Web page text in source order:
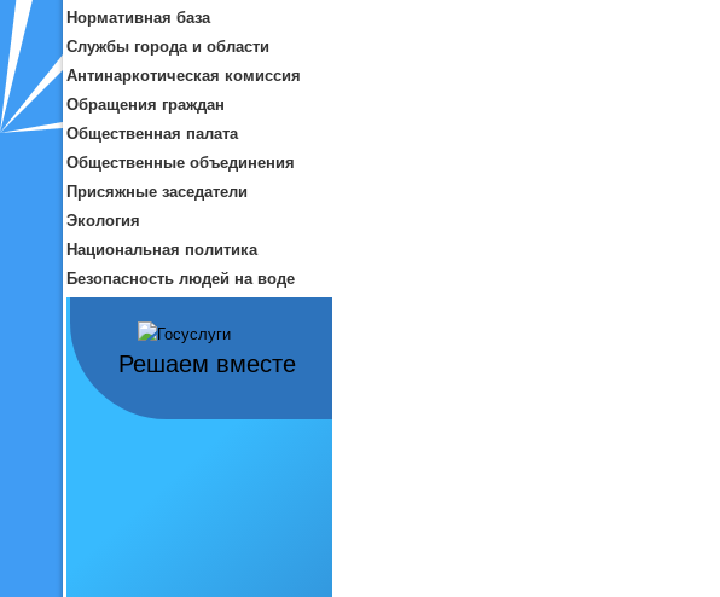
Нормативная база
Службы города и области
Антинаркотическая комиссия
Обращения граждан
Общественная палата
Общественные объединения
Присяжные заседатели
Экология
Национальная политика
Безопасность людей на воде
Решаем вместе